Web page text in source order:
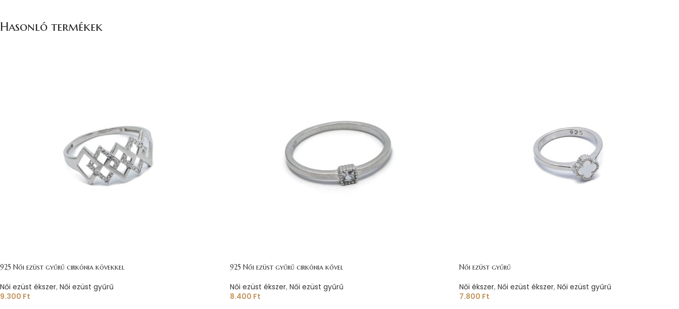
Hasonló termékek
925 Női ezüst gyűrű cirkónia kövekkel
Női ezüst ékszer, Női ezüst gyűrű
9.300 Ft
925 Női ezüst gyűrű cirkónia kővel
Női ezüst ékszer, Női ezüst gyűrű
8.400 Ft
Női ezüst gyűrű
Női ékszer, Női ezüst ékszer, Női ezüst gyűrű
7.800 Ft